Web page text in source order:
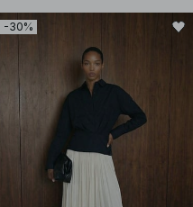
-30%